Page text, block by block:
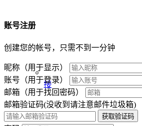
接
账号注册
创建您的帐号，只需不到一分钟
昵称（用于显示）
账号（用于登录）
邮箱（用于找回密码）
邮箱验证码(没收到请注意邮件垃圾箱)
获取验证码